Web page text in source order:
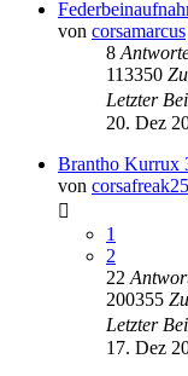
von corsamarcus
8
113350
Letzter
20. Dez
Brantho Kurrux
von corsafreak25
1
2
22
200355
Letzter
17. Dez